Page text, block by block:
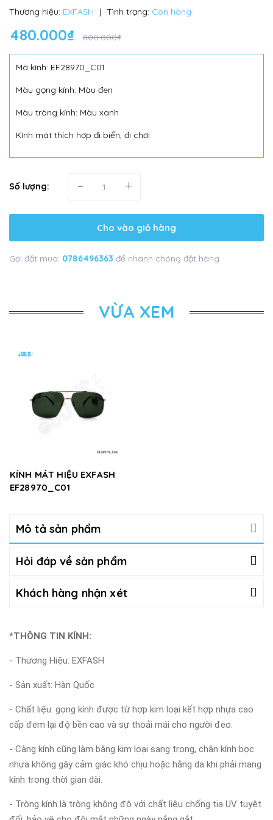
Thương hiệu: EXFASH | Tình trạng: Còn hàng
480.000₫ 800.000₫
Mã kính: EF28970_C01
Màu gọng kính: Màu đen
Màu tròng kính: Màu xanh
Kính mát thích hợp đi biển, đi chơi
Số lượng: - +
Cho vào giỏ hàng
Gọi đặt mua: 0786496363 để nhanh chóng đặt hàng
VỪA XEM
KÍNH MÁT HIỆU EXFASH
EF28970_C01
Mô tả sản phẩm
Hỏi đáp về sản phẩm
Khách hàng nhận xét
*THÔNG TIN KÍNH:
- Thương Hiệu: EXFASH
- Sản xuất: Hàn Quốc
- Chất liệu: gọng kính được từ hợp kim loại kết hợp nhựa cao
cấp đem lại độ bền cao và sự thoải mái cho người đeo.
- Càng kính cũng làm bằng kim loại sang trọng, chân kính bọc
nhựa không gây cảm giác khó chịu hoặc hằng da khi phải mang
kính trong thời gian dài.
- Tròng kính là tròng không độ với chất liệu chống tia UV tuyệt